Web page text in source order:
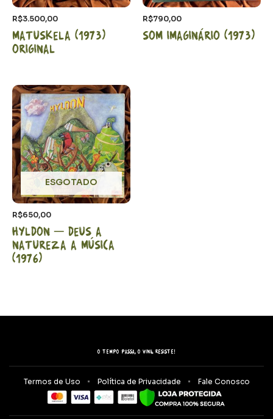
R$3.500,00
Matuskela (1973)
Original
R$790,00
Som Imaginário (1973)
ESGOTADO
R$650,00
Hyldon – Deus a
natureza a música
(1976)
O tempo passa, o vinil resiste!
Termos de Uso Política de Privacidade Fale Conosco